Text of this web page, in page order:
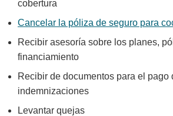
cobertura
Cancelar la póliza de seguro para
Recibir asesoría sobre los planes,
financiamiento
Recibir de documentos para el pago
indemnizaciones
Levantar quejas